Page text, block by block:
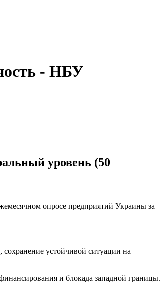
- НБУ
уровень (50
опросе предприятий Украины за
устойчивой ситуации на
и блокада западной границы.